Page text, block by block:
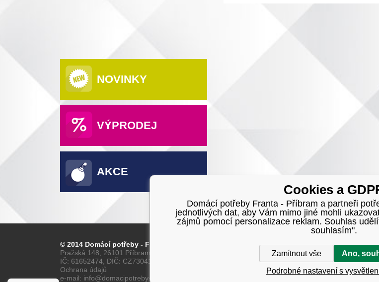
NOVINKY
VÝPRODEJ
AKCE
© 2014 Domácí potřeby - Franta
Pražská 148, 26101 Příbram
IČ: 61652474, DIČ: CZ7304160028
Ochrana údajů
e-mail: info@domacipotreby-franta.cz
Cookies a
Domácí potřeby Franta - Příbram a partneři
jednotlivých dat, aby Vám mimo jiné mohli
zájmů pomocí personalizace reklam. Souhlas
souhlasím".
Zamítnout vše Ano,
Podrobné nastavení s